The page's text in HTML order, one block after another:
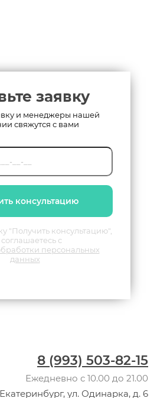
заявку
и менеджеры нашей
свяжутся с вами
консультацию
"Получить консультацию",
с
персональных
данных
8 (993) 503-82-15
Ежедневно с 10.00 до 21.00
Екатеринбург, ул. Одинарка, д. 6